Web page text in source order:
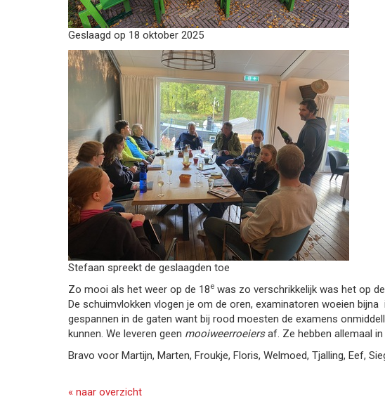
Geslaagd op 18 oktober 2025
Stefaan spreekt de geslaagden toe
Zo mooi als het weer op de 18e was zo verschrikkelijk was het op
De schuimvlokken vlogen je om de oren, examinatoren woeien bijna
gespannen in de gaten want bij rood moesten de examens
kunnen. We leveren geen mooiweerroeiersaf. Ze hebben allemaal in
Bravo voor Martijn, Marten, Froukje, Floris, Welmoed, Tjalling, Eef,
« naar overzicht